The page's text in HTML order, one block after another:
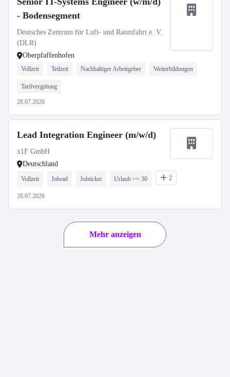
- Bodensegment
Deutsches Zentrum für Luft- und Raumfahrt e. V.
(DLR)
Oberpfaffenhofen
Vollzeit Teilzeit Nachhaltiger Arbeitgeber Weiterbildungen
Tarifvergütung
28.07.2026
Lead Integration Engineer (m/w/d)
x1F GmbH
Deutschland
Vollzeit Jobrad Jobticket Urlaub >= 30 2
28.07.2026
Mehr anzeigen